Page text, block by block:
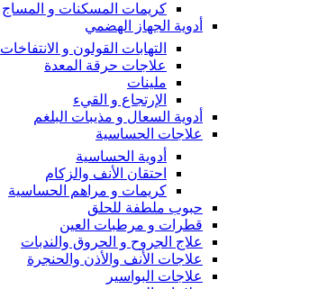
كريمات المسكنات و المساج
أدوية الجهاز الهضمي
التهابات القولون و الانتفاخات
علاجات حرقة المعدة
ملينات
الإرتجاع و القيء
أدوية السعال و مذيبات البلغم
علاجات الحساسية
أدوية الحساسية
احتقان الأنف والزكام
كريمات و مراهم الحساسية
حبوب ملطفة للحلق
قطرات و مرطبات العين
علاج الجروح و الحروق والندبات
علاجات الأنف والأذن والحنجرة
علاجات البواسير